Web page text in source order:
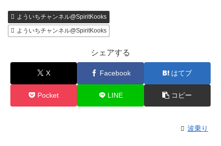
よういちチャンネル@SpiritKooks
よういちチャンネル@SpiritKooks
シェアする
X Facebook はてブ
Pocket LINE コピー
波乗り